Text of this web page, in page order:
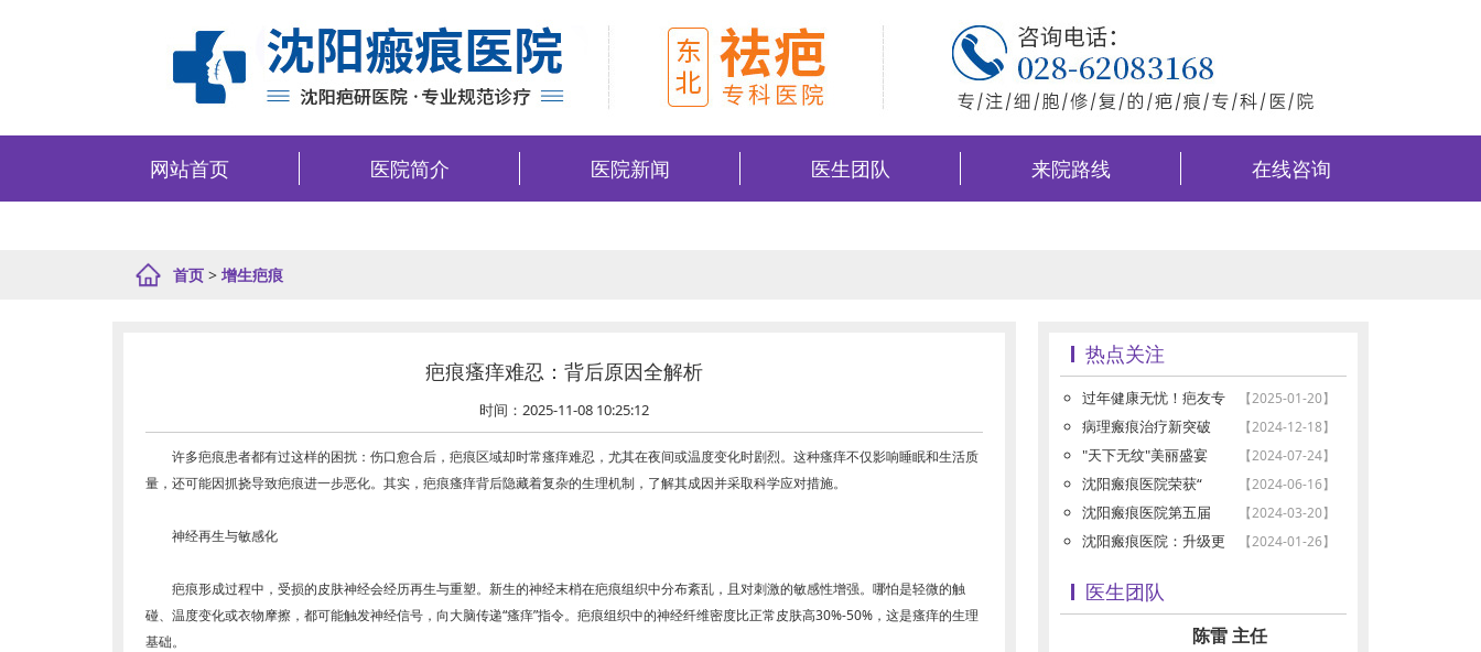
网站首页 医院简介 医院新闻 医生团队 来院路线 在线咨询
首页 > 增生疤痕
疤痕瘙痒难忍：背后原因全解析
时间：2025-11-08 10:25:12
许多疤痕患者都有过这样的困扰：伤口愈合后，疤痕区域却时常瘙痒难忍，尤其在夜间或温度变化时剧烈。这种瘙痒不仅影响睡眠和生活质
量，还可能因抓挠导致疤痕进一步恶化。其实，疤痕瘙痒背后隐藏着复杂的生理机制，了解其成因并采取科学应对措施。
神经再生与敏感化
疤痕形成过程中，受损的皮肤神经会经历再生与重塑。新生的神经末梢在疤痕组织中分布紊乱，且对刺激的敏感性增强。哪怕是轻微的触
碰、温度变化或衣物摩擦，都可能触发神经信号，向大脑传递“瘙痒”指令。疤痕组织中的神经纤维密度比正常皮肤高30%-50%，这是瘙痒的生理
基础。
热点关注
过年健康无忧！疤友专 【2025-01-20】
病理瘢痕治疗新突破 【2024-12-18】
"天下无纹"美丽盛宴 【2024-07-24】
沈阳瘢痕医院荣获“ 【2024-06-16】
沈阳瘢痕医院第五届 【2024-03-20】
沈阳瘢痕医院：升级更 【2024-01-26】
医生团队
陈雷 主任